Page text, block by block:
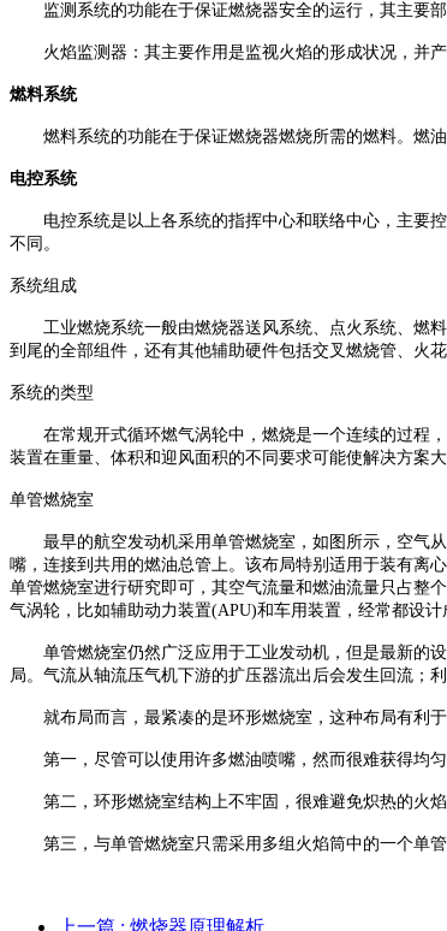
监测系统的功能在于保证燃烧器安全的运行，其主要
火焰监测器：其主要作用是监视火焰的形成状况，并
燃料系统
燃料系统的功能在于保证燃烧器燃烧所需的燃料。燃
电控系统
电控系统是以上各系统的指挥中心和联络中心，主要
不同。
系统组成
工业燃烧系统一般由燃烧器送风系统、点火系统、燃
到尾的全部组件，还有其他辅助硬件包括交叉燃烧管、火
系统的类型
在常规开式循环燃气涡轮中，燃烧是一个连续的过程
装置在重量、体积和迎风面积的不同要求可能使解决方案
单管燃烧室
最早的航空发动机采用单管燃烧室，如图所示，空气
嘴，连接到共用的燃油总管上。该布局特别适用于装有离
单管燃烧室进行研究即可，其空气流量和燃油流量只占整
气涡轮，比如辅助动力装置(APU)和车用装置，经常都设计
单管燃烧室仍然广泛应用于工业发动机，但是最新的
局。气流从轴流压气机下游的扩压器流出后会发生回流；
就布局而言，最紧凑的是环形燃烧室，这种布局有利
第一，尽管可以使用许多燃油喷嘴，然而很难获得均
第二，环形燃烧室结构上不牢固，很难避免炽热的火焰
第三，与单管燃烧室只需采用多组火焰筒中的一个单